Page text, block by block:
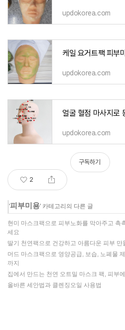
updokorea.com
케일 요거트팩 피부
updokorea.com
updokorea.com
2
구독하기
'피부미용' 카테고리의 다른 글
현미 마스크팩으로 피부노화를 막아주고 촉
세요
딸기 천연팩으로 건강하고 아름다운 피부 만
머드 마스크팩으로 영양공급, 보습, 노폐물
까지
집에서 만드는 천연 오트밀 마스크 팩, 피부
올바른 세안법과 클렌징오일 사용법